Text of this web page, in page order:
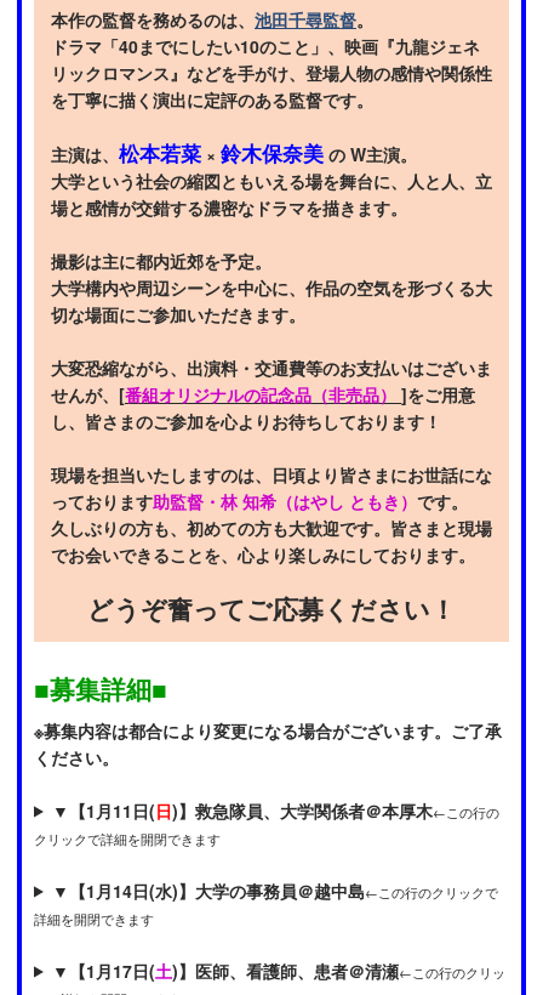
本作の監督を務めるのは、 池田千尋監督。
ドラマ「40までにしたい10のこと」、映画『九龍ジェネ
リックロマンス』などを手がけ、登場人物の感情や関係性
を丁寧に描く演出に定評のある監督です。
主演は、 松本若菜 × 鈴木保奈美 の W主演。
大学という社会の縮図ともいえる場を舞台に、人と人、立
場と感情が交錯する濃密なドラマを描きます。
撮影は主に都内近郊を予定。
大学構内や周辺シーンを中心に、作品の空気を形づくる大
切な場面にご参加いただきます。
大変恐縮ながら、出演料・交通費等のお支払いはございま
せんが、[番組オリジナルの記念品（非売品） ]をご用意
し、皆さまのご参加を心よりお待ちしております！
現場を担当いたしますのは、日頃より皆さまにお世話にな
っております助監督・林 知希（はやし ともき） です。
久しぶりの方も、初めての方も大歓迎です。皆さまと現場
でお会いできることを、心より楽しみにしております。
どうぞ奮ってご応募ください！
■募集詳細■
※募集内容は都合により変更になる場合がございます。ご了承
ください。
▼ 【1月11日(日)】救急隊員、大学関係者＠本厚木←この行の
クリックで詳細を開閉できます
▼ 【1月14日(水)】大学の事務員＠越中島←この行のクリックで
詳細を開閉できます
▼ 【1月17日(土)】医師、看護師、患者＠清瀬←この行のクリッ